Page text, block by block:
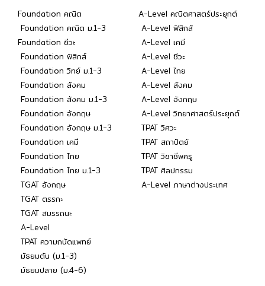
Foundation คณิต
Foundation คณิต ม.1-3
Foundation ชีวะ
Foundation ฟิสิกส์
Foundation วิทย์ ม.1-3
Foundation สังคม
Foundation สังคม ม.1-3
Foundation อังกฤษ
Foundation อังกฤษ ม.1-3
Foundation เคมี
Foundation ไทย
Foundation ไทย ม.1-3
TGAT อังกฤษ
TGAT ตรรกะ
TGAT สมรรถนะ
A-Level
TPAT ความถนัดแพทย์
มัธยมต้น (ม.1-3)
มัธยมปลาย (ม.4-6)
A-Level คณิตศาสตร์ประยุกต์
A-Level ฟิสิกส์
A-Level เคมี
A-Level ชีวะ
A-Level ไทย
A-Level สังคม
A-Level อังกฤษ
A-Level วิทยาศาสตร์ประยุกต์
TPAT วิศวะ
TPAT สถาปัตย์
TPAT วิชาชีพครู
TPAT ศิลปกรรม
A-Level ภาษาต่างประเทศ